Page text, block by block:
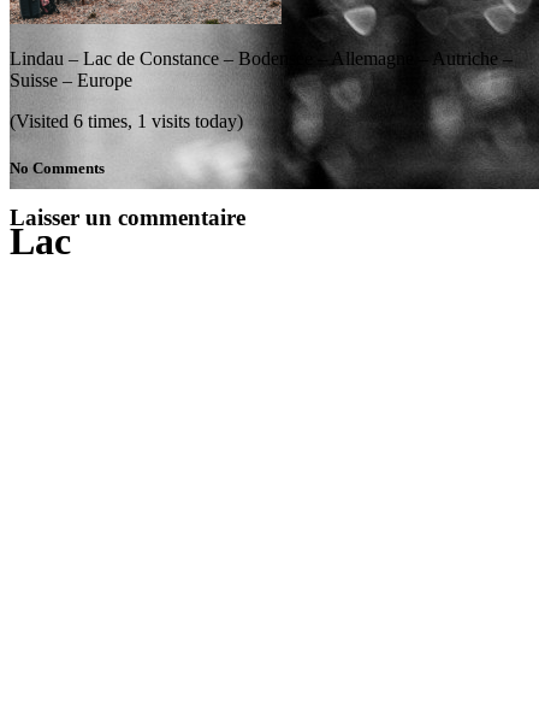
Lac
Lindau – Lac de Constance – Bodensee – Allemagne – Autriche –
Suisse – Europe
(Visited 6 times, 1 visits today)
No Comments
Laisser un commentaire